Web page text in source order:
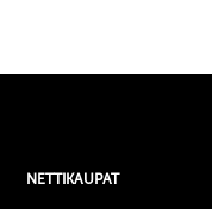
NETTIKAUPAT